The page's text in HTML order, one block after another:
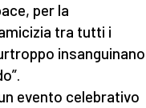
per la
tra tutti i
insanguinano
evento celebrativo